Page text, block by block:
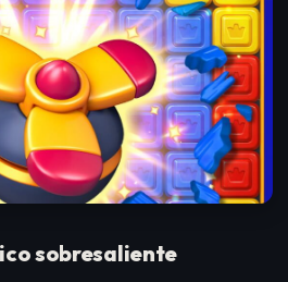
sobresaliente